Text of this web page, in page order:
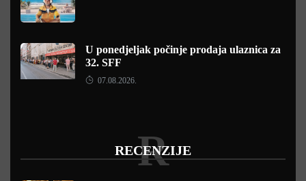
U ponedjeljak počinje prodaja ulaznica za
32. SFF
07.08.2026.
RECENZIJE
R